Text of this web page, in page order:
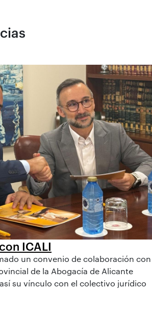
ICALI
un convenio de colaboración con
de la Abogacía de Alicante
su vínculo con el colectivo jurídico